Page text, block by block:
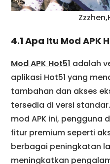
4.1 Apa Itu Mod APK
Mod APK Hot51 adalah
aplikasi Hot51 yang
tambahan dan akses
tersedia di versi
mod APK ini,
fitur premium seperti
berbagai peningkatan
meningkatkan